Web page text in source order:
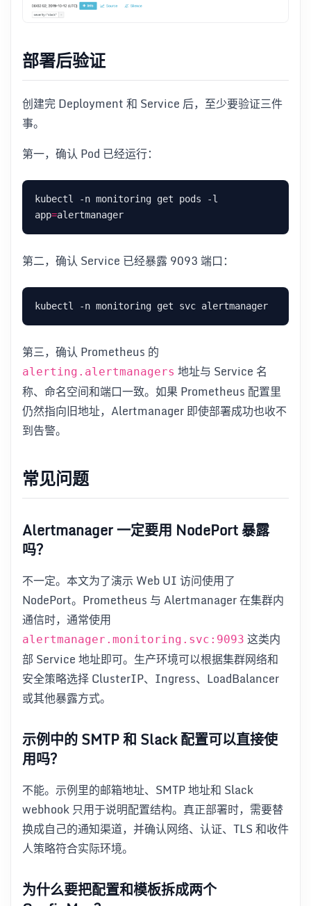
部署后验证
创建完 Deployment 和 Service 后，至少要验证三件
事。
第一，确认 Pod 已经运行：
kubectl -n monitoring get pods -l
app=
第二，确认 Service 已经暴露 9093 端口：
第三，确认 Prometheus 的
alerting.alertmanagers 地址与 Service 名
称、命名空间和端口一致。如果 Prometheus 配置里
仍然指向旧地址，Alertmanager 即使部署成功也收不
到告警。
常见问题
Alertmanager 一定要用 NodePort 暴露
吗？
不一定。本文为了演示 Web UI 访问使用了
NodePort。Prometheus 与 Alertmanager 在集群内
通信时，通常使用
alertmanager.monitoring.svc:9093 这类内
部 Service 地址即可。生产环境可以根据集群网络和
安全策略选择 ClusterIP、Ingress、LoadBalancer
或其他暴露方式。
示例中的 SMTP 和 Slack 配置可以直接使
用吗？
不能。示例里的邮箱地址、SMTP 地址和 Slack
webhook 只用于说明配置结构。真正部署时，需要替
换成自己的通知渠道，并确认网络、认证、TLS 和收件
人策略符合实际环境。
为什么要把配置和模板拆成两个